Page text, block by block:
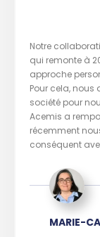
Notre
qui remonte à
approche
Pour cela, nous
société pour
Acemis a
récemment
conséquent
MARIE-